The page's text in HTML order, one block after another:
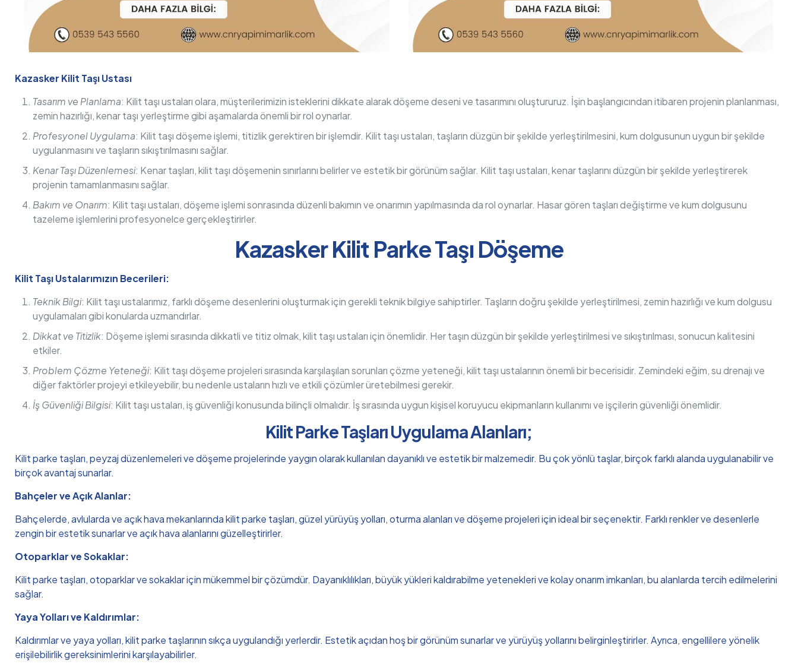
Kazasker Kilit Taşı Ustası
Tasarım ve Planlama: Kilit taşı ustaları olara, müşterilerimizin isteklerini dikkate alarak döşeme deseni ve tasarımını oluştururuz. İşin başlangıcından itibaren projenin planlanması,
zemin hazırlığı, kenar taşı yerleştirme gibi aşamalarda önemli bir rol oynarlar.
Profesyonel Uygulama: Kilit taşı döşeme işlemi, titizlik gerektiren bir işlemdir. Kilit taşı ustaları, taşların düzgün bir şekilde yerleştirilmesini, kum dolgusunun uygun bir şekilde
uygulanmasını ve taşların sıkıştırılmasını sağlar.
Kenar Taşı Düzenlemesi: Kenar taşları, kilit taşı döşemenin sınırlarını belirler ve estetik bir görünüm sağlar. Kilit taşı ustaları, kenar taşlarını düzgün bir şekilde yerleştirerek
projenin tamamlanmasını sağlar.
Bakım ve Onarım: Kilit taşı ustaları, döşeme işlemi sonrasında düzenli bakımın ve onarımın yapılmasında da rol oynarlar. Hasar gören taşları değiştirme ve kum dolgusunu
tazeleme işlemlerini profesyonelce gerçekleştirirler.
Kazasker Kilit Parke Taşı Döşeme
Kilit Taşı Ustalarımızın Becerileri:
Teknik Bilgi: Kilit taşı ustalarımız, farklı döşeme desenlerini oluşturmak için gerekli teknik bilgiye sahiptirler. Taşların doğru şekilde yerleştirilmesi, zemin hazırlığı ve kum dolgusu
uygulamaları gibi konularda uzmandırlar.
Dikkat ve Titizlik: Döşeme işlemi sırasında dikkatli ve titiz olmak, kilit taşı ustaları için önemlidir. Her taşın düzgün bir şekilde yerleştirilmesi ve sıkıştırılması, sonucun kalitesini
etkiler.
Problem Çözme Yeteneği: Kilit taşı döşeme projeleri sırasında karşılaşılan sorunları çözme yeteneği, kilit taşı ustalarının önemli bir becerisidir. Zemindeki eğim, su drenajı ve
diğer faktörler projeyi etkileyebilir, bu nedenle ustaların hızlı ve etkili çözümler üretebilmesi gerekir.
İş Güvenliği Bilgisi: Kilit taşı ustaları, iş güvenliği konusunda bilinçli olmalıdır. İş sırasında uygun kişisel koruyucu ekipmanların kullanımı ve işçilerin güvenliği önemlidir.
Kilit Parke Taşları Uygulama Alanları;
Kilit parke taşları, peyzaj düzenlemeleri ve döşeme projelerinde yaygın olarak kullanılan dayanıklı ve estetik bir malzemedir. Bu çok yönlü taşlar, birçok farklı alanda uygulanabilir ve
birçok avantaj sunarlar.
Bahçeler ve Açık Alanlar:
Bahçelerde, avlularda ve açık hava mekanlarında kilit parke taşları, güzel yürüyüş yolları, oturma alanları ve döşeme projeleri için ideal bir seçenektir. Farklı renkler ve desenlerle
zengin bir estetik sunarlar ve açık hava alanlarını güzelleştirirler.
Otoparklar ve Sokaklar:
Kilit parke taşları, otoparklar ve sokaklar için mükemmel bir çözümdür. Dayanıklılıkları, büyük yükleri kaldırabilme yetenekleri ve kolay onarım imkanları, bu alanlarda tercih edilmelerini
sağlar.
Yaya Yolları ve Kaldırımlar:
Kaldırımlar ve yaya yolları, kilit parke taşlarının sıkça uygulandığı yerlerdir. Estetik açıdan hoş bir görünüm sunarlar ve yürüyüş yollarını belirginleştirirler. Ayrıca, engellilere yönelik
erişilebilirlik gereksinimlerini karşılayabilirler.